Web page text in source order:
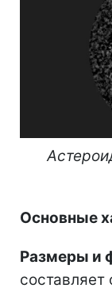
Основные
Размеры и